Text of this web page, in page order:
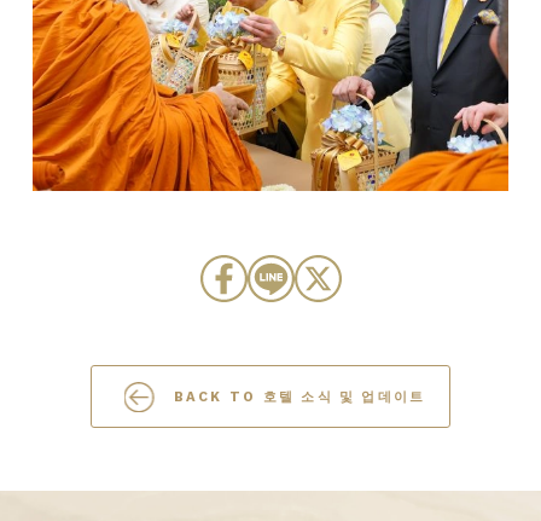
BACK TO 호텔 소식 및 업데이트